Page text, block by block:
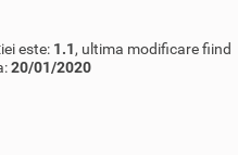
este: 1.1, ultima modificare fiind
20/01/2020